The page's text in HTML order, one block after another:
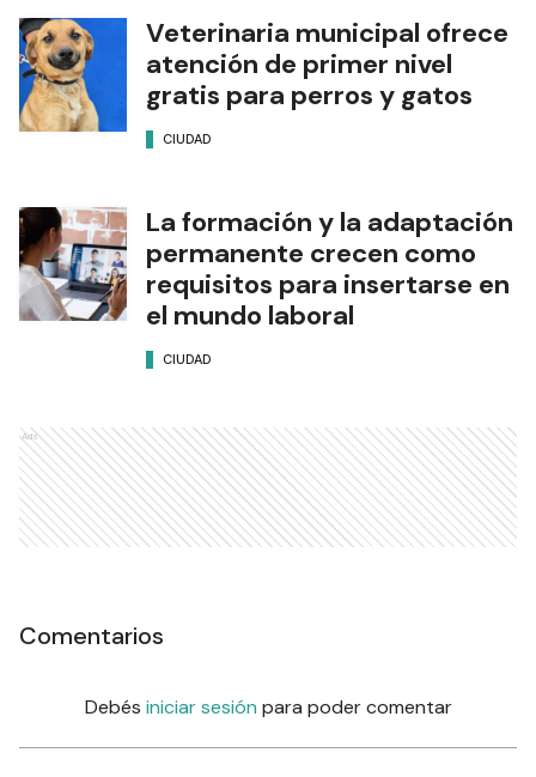
Veterinaria municipal ofrece
atención de primer nivel
gratis para perros y gatos
CIUDAD
La formación y la adaptación
permanente crecen como
requisitos para insertarse en
el mundo laboral
CIUDAD
Ads
Comentarios
Debés iniciar sesión para poder comentar